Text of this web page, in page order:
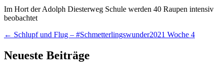
Im Hort der Adolph Diesterweg Schule werden 40 Raupen intensiv
beobachtet
Artikel-
Navigation
← Schlupf und Flug – #Schmetterlingswunder2021 Woche 4
Neueste Beiträge